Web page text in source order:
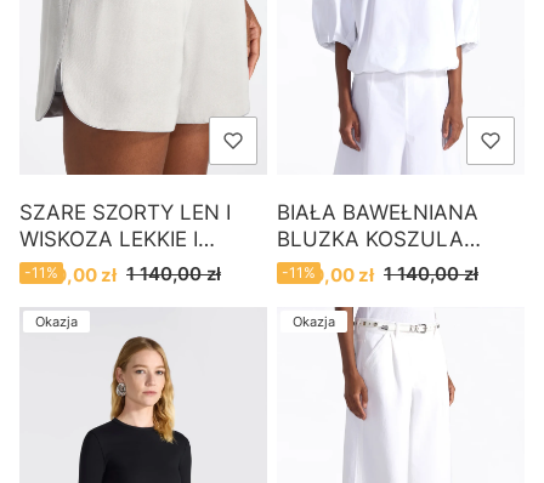
SZARE SZORTY LEN I
WISKOZA LEKKIE I
ELEGANCKIE LIVIANA
CONTI
Cena promocyjna
1 020,00 zł 1 140,00 zł
-11%
BIAŁA BAWEŁNIANA
BLUZKA KOSZULA
LIVIANA CONTI
Cena promocyjna
1 020,00 zł 1 140,00 zł
-11%
Okazja Okazja